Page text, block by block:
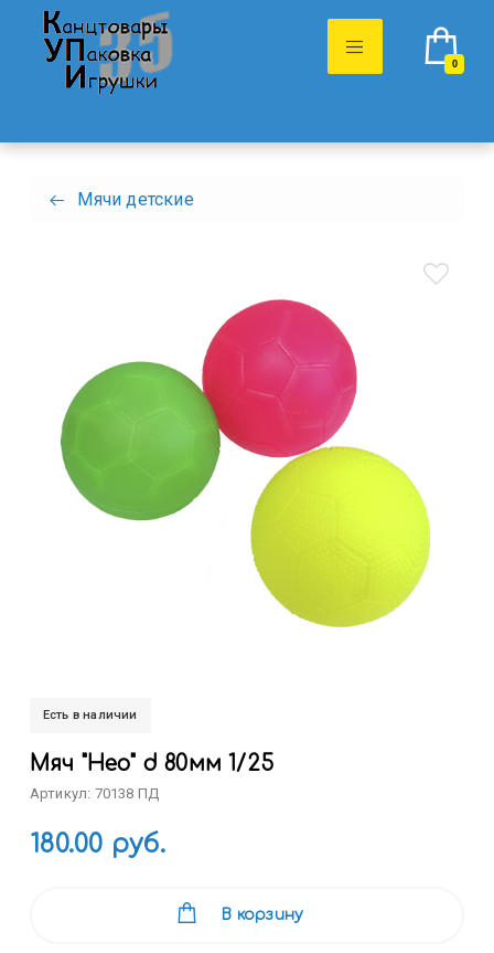
0
Мячи детские
Есть в наличии
Мяч "Нео" d 80мм 1/25
Артикул: 70138 ПД
180.00 руб.
В корзину